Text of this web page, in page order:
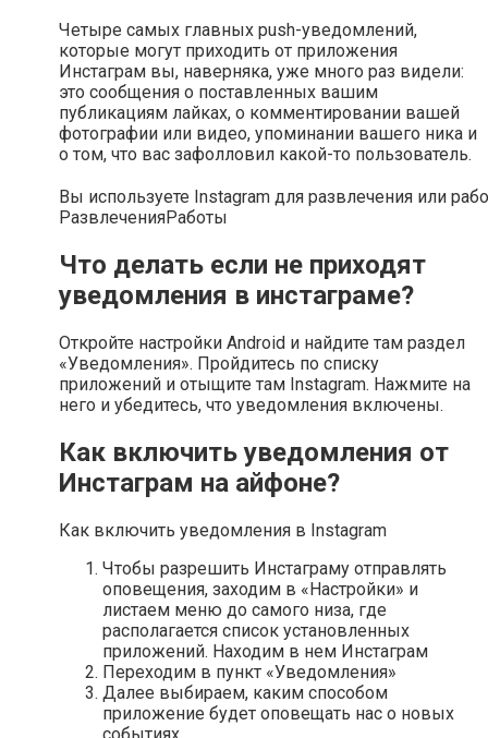
Четыре самых главных push-уведомлений,
которые могут приходить от приложения
Инстаграм вы, наверняка, уже много раз видели:
это сообщения о поставленных вашим
публикациям лайках, о комментировании вашей
фотографии или видео, упоминании вашего ника и
о том, что вас зафолловил какой-то пользователь.
Вы используете Instagram для развлечения или
РазвлеченияРаботы
Что делать если не приходят
уведомления в инстаграме?
Откройте настройки Android и найдите там раздел
«Уведомления». Пройдитесь по списку
приложений и отыщите там Instagram. Нажмите на
него и убедитесь, что уведомления включены.
Как включить уведомления от
Инстаграм на айфоне?
Как включить уведомления в Instagram
Чтобы разрешить Инстаграму отправлять
оповещения, заходим в «Настройки» и
листаем меню до самого низа, где
располагается список установленных
приложений. Находим в нем Инстаграм
Переходим в пункт «Уведомления»
Далее выбираем, каким способом
приложение будет оповещать нас о новых